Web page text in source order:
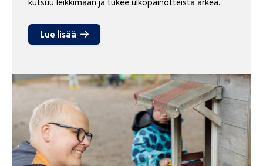
Lue lisää